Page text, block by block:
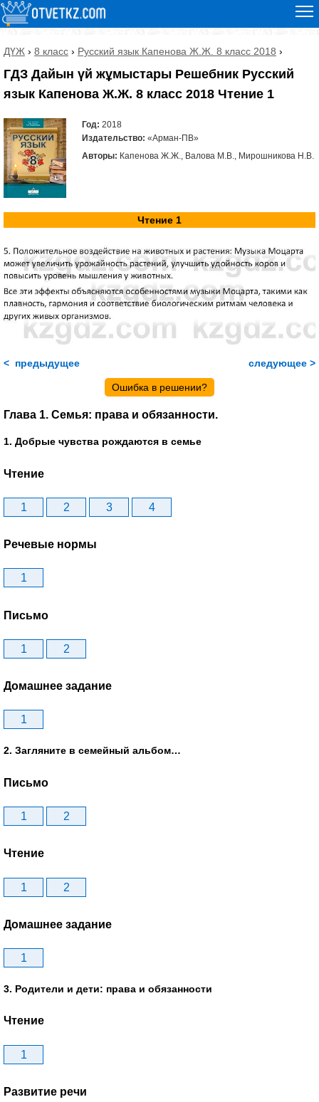
ДҮЖ › 8 класс › Русский язык Капенова Ж.Ж. 8 класс 2018 ›
ГДЗ Дайын үй жұмыстары Решебник Русский
язык Капенова Ж.Ж. 8 класс 2018 Чтение 1
Год: 2018
Издательство: «Арман-ПВ»
Авторы: Капенова Ж.Ж., Валова М.В., Мирошникова Н.В.
Чтение 1
< предыдущее следующее >
Ошибка в решении?
Глава 1. Семья: права и обязанности.
1. Добрые чувства рождаются в семье
Чтение
1 2 3 4
Речевые нормы
1
Письмо
1 2
Домашнее задание
1
2. Загляните в семейный альбом…
Письмо
1 2
Чтение
1 2
Домашнее задание
1
3. Родители и дети: права и обязанности
Чтение
1
Развитие речи